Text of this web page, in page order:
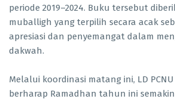
periode 2019–2024. Buku tersebut
muballigh yang terpilih secara acak
apresiasi dan penyemangat dalam
dakwah.
Melalui koordinasi matang ini, LD
berharap Ramadhan tahun ini